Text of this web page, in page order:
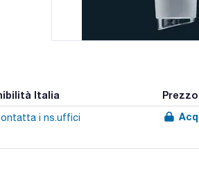
Italia
i ns.uffici